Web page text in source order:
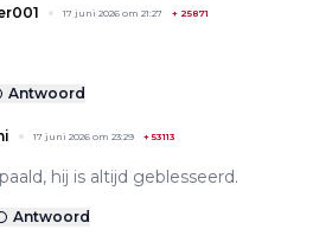
17 juni 2026 om 21:27 + 25871
Antwoord
17 juni 2026 om 23:29 +53113
hij is altijd geblesseerd.
Antwoord